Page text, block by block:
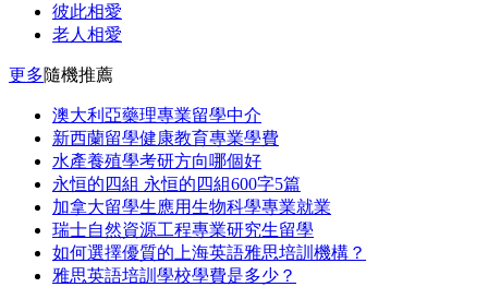
彼此相愛
老人相愛
更多隨機推薦
澳大利亞藥理專業留學中介
新西蘭留學健康教育專業學費
水產養殖學考研方向哪個好
永恒的四組 永恒的四組600字5篇
加拿大留學生應用生物科學專業就業
瑞士自然資源工程專業研究生留學
如何選擇優質的上海英語雅思培訓機構？
雅思英語培訓學校學費是多少？